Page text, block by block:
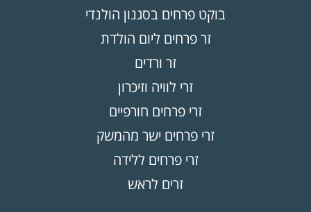
בוקט פרחים בסגנון הולנדי
זר פרחים ליום הולדת
זר ורדים
זרי לוויה וזיכרון
זרי פרחים חורפיים
זרי פרחים ישר מהמשק
זרי פרחים ללידה
זרים לראש